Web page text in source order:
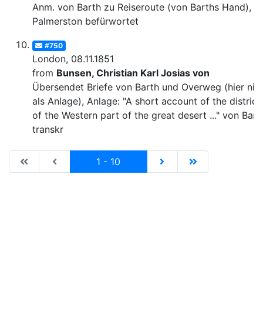
Anm. von Barth zu Reiseroute (von Barths Hand),
Palmerston befürwortet
#750
London, 08.11.1851
from Bunsen, Christian Karl Josias von
Übersendet Briefe von Barth und Overweg (hier
als Anlage), Anlage: "A short account of the
of the Western part of the great desert ..." von
transkr
|de:Erste Seite|en:First results page|
|de:Vorhergehende Seite|en:Previous results
1 - 10 |de:Nächste
|de:Letzte